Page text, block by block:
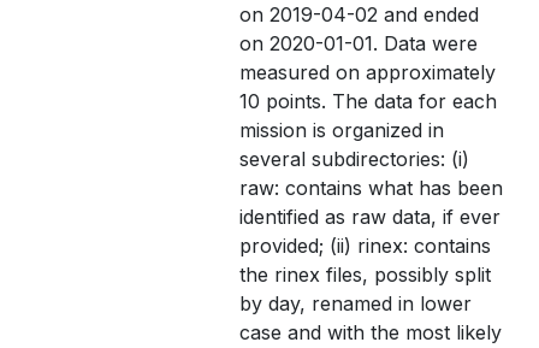
on 2019-04-02 and ended
on 2020-01-01. Data were
measured on approximately
10 points. The data for each
mission is organized in
several subdirectories: (i)
raw: contains what has been
identified as raw data, if ever
provided; (ii) rinex: contains
the rinex files, possibly split
by day, renamed in lower
case and with the most likely